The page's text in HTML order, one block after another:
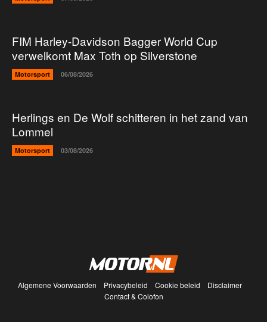
FIM Harley-Davidson Bagger World Cup
verwelkomt Max Toth op Silverstone
Motorsport 06/08/2026
Herlings en De Wolf schitteren in het zand van
Lommel
Motorsport 03/08/2026
Algemene Voorwaarden Privacybeleid Cookie beleid
Disclaimer
Contact & Colofon